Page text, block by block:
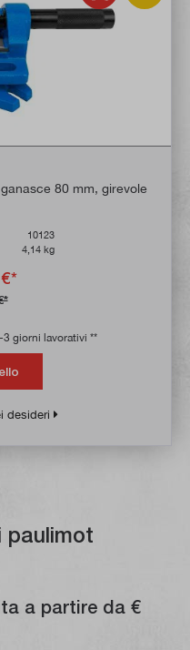
80 mm, girevole
10123
4,14 kg
giorni lavorativi **
desideri
paulimot
a partire da €